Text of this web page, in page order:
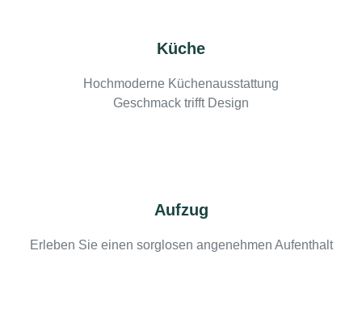
Küche
Hochmoderne Küchenausstattung
Geschmack trifft Design
Aufzug
Erleben Sie einen sorglosen angenehmen Aufenthalt